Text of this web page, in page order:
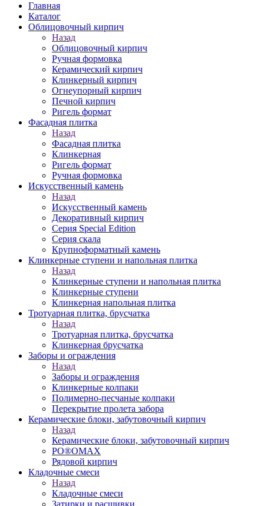
Главная
Каталог
Облицовочный кирпич
Назад
Облицовочный кирпич
Ручная формовка
Керамический кирпич
Клинкерный кирпич
Огнеупорный кирпич
Печной кирпич
Ригель формат
Фасадная плитка
Назад
Фасадная плитка
Клинкерная
Ригель формат
Ручная формовка
Искусственный камень
Назад
Искусственный камень
Декоративный кирпич
Серия Special Edition
Серия скала
Крупноформатный камень
Клинкерные ступени и напольная плитка
Назад
Клинкерные ступени и напольная плитка
Клинкерные ступени
Клинкерная напольная плитка
Тротуарная плитка, брусчатка
Назад
Тротуарная плитка, брусчатка
Клинкерная брусчатка
Заборы и ограждения
Назад
Заборы и ограждения
Клинкерные колпаки
Полимерно-песчаные колпаки
Перекрытие пролета забора
Керамические блоки, забутовочный кирпич
Назад
Керамические блоки, забутовочный кирпич
PO®OMAX
Рядовой кирпич
Кладочные смеси
Назад
Кладочные смеси
Затирки и расшивки